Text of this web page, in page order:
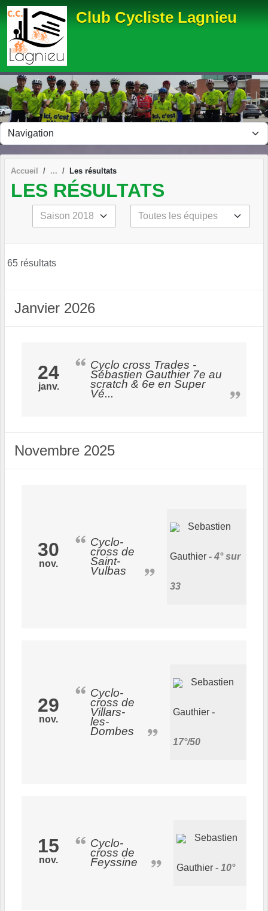
Club Cycliste Lagnieu
Accueil Les résultats
LES RÉSULTATS
65 résultats
Janvier 2026
24
janv.
Cyclo cross Trades -
Sébastien Gauthier 7e au
scratch & 6e en Super
Vé...
Novembre 2025
30
nov.
Cyclo-
cross de
Saint-
Vulbas
Sebastien
Gauthier 4° sur
33
29
nov.
Cyclo-
cross de
Villars-
les-
Dombes
Sebastien
Gauthier
17°/50
15
nov.
Cyclo-
cross de
Feyssine
Sebastien
Gauthier 10°
Panneau de gestion des cookies